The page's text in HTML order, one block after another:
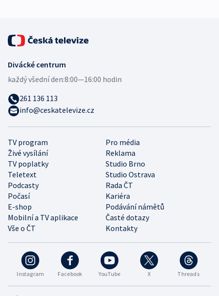
Instagram Facebook YouTube X Threads
TV program
Pro média
Živé vysílání
Reklama
TV poplatky
Studio Brno
Teletext
Studio Ostrava
Podcasty
Rada ČT
Počasí
Kariéra
E-shop
Podávání námětů
Mobilní a TV aplikace
Časté dotazy
Vše o ČT
Kontakty
Divácké centrum
každý všední den:8:00—16:00 hodin
261 136 113
info@ceskatelevize.cz